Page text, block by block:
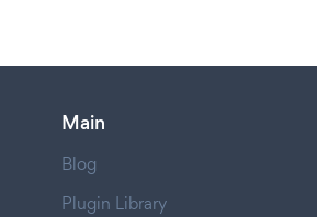
Main
Blog
Plugin Library